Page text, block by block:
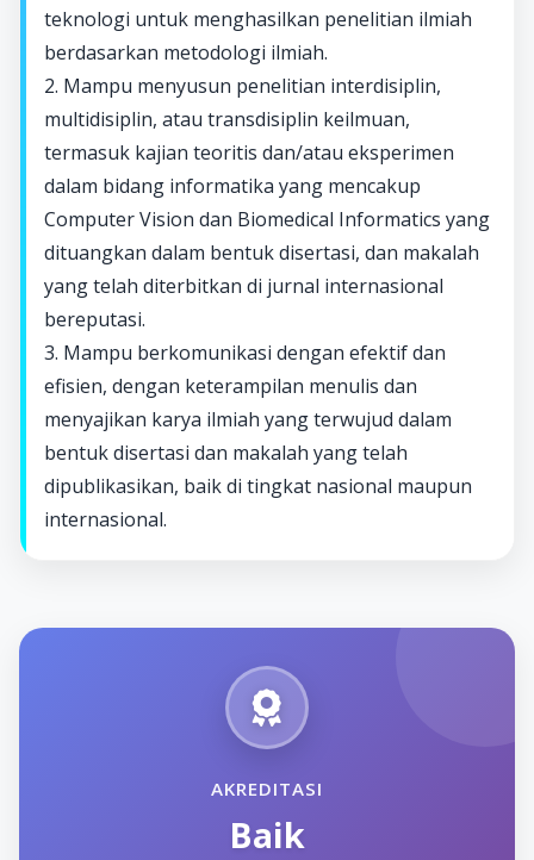
teknologi untuk menghasilkan penelitian ilmiah
berdasarkan metodologi ilmiah.
2. Mampu menyusun penelitian interdisiplin,
multidisiplin, atau transdisiplin keilmuan,
termasuk kajian teoritis dan/atau eksperimen
dalam bidang informatika yang mencakup
Computer Vision dan Biomedical Informatics yang
dituangkan dalam bentuk disertasi, dan makalah
yang telah diterbitkan di jurnal internasional
bereputasi.
3. Mampu berkomunikasi dengan efektif dan
efisien, dengan keterampilan menulis dan
menyajikan karya ilmiah yang terwujud dalam
bentuk disertasi dan makalah yang telah
dipublikasikan, baik di tingkat nasional maupun
internasional.
AKREDITASI
Baik